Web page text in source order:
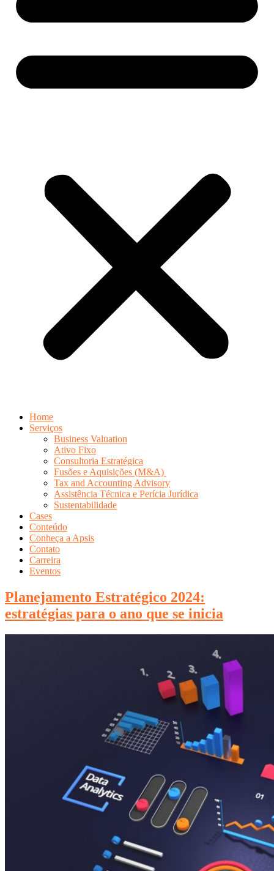
Home
Serviços
Business Valuation
Ativo Fixo
Consultoria Estratégica
Fusões e Aquisições (M&A)
Tax and Accounting Advisory
Assistência Técnica e Perícia Jurídica
Sustentabilidade
Cases
Conteúdo
Conheça a Apsis
Contato
Carreira
Eventos
Planejamento Estratégico 2024:
estratégias para o ano que se inicia